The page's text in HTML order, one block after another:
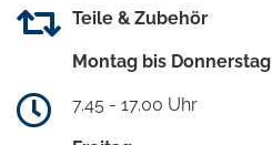
Teile & Zubehör
Montag bis Donnerstag
7.45 - 17.00 Uhr